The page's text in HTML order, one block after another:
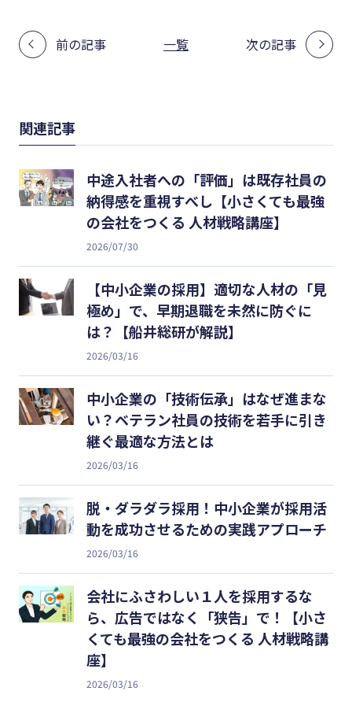
前の記事 一覧 次の記事
関連記事
中途入社者への「評価」は既存社員の
納得感を重視すべし【小さくても最強
の会社をつくる 人材戦略講座】
2026/07/30
【中小企業の採用】適切な人材の「見
極め」で、早期退職を未然に防ぐに
は？【船井総研が解説】
2026/03/16
中小企業の「技術伝承」はなぜ進まな
い？ベテラン社員の技術を若手に引き
継ぐ最適な方法とは
2026/03/16
脱・ダラダラ採用！中小企業が採用活
動を成功させるための実践アプローチ
2026/03/16
会社にふさわしい１人を採用するな
ら、広告ではなく「狭告」で！【小さ
くても最強の会社をつくる 人材戦略講
座】
2026/03/16